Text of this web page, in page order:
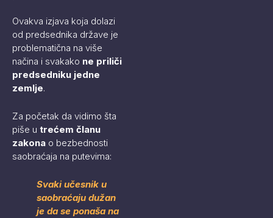
Ovakva izjava koja dolazi
od predsednika države je
problematična na više
načina i svakako ne priliči
predsedniku jedne
zemlje.
Za početak da vidimo šta
piše u trećem članu
zakona o bezbednosti
saobraćaja na putevima:
Svaki učesnik u
saobraćaju dužan
je da se ponaša na